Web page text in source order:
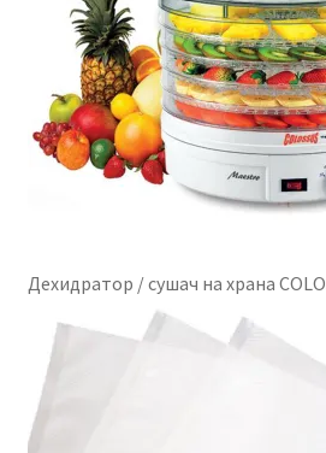
Дехидратор / сушач на храна